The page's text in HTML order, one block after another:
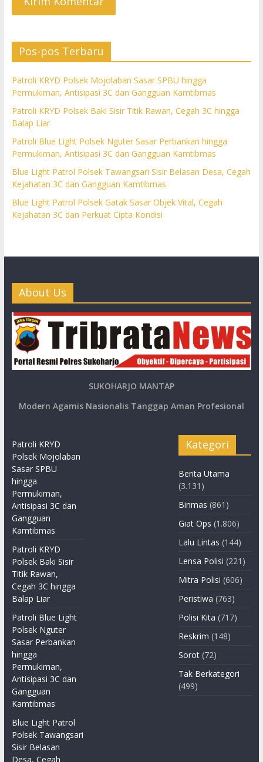
Pos-pos Terbaru
Patroli KRYD Polsek Mojolaban Sasar SPBU hingga
Permukiman, Antisipasi 3C dan Gangguan Kamtibmas
Patroli KRYD Polsek Baki Sisir Titik Rawan, Cegah 3C hingga
Balap Liar
Patroli Blue Light Polsek Nguter Sasar Perbankan hingga
Permukiman, Antisipasi 3C dan Gangguan Kamtibmas
Blue Light Patrol Polsek Tawangsari Sisir Belasan Desa, Cegah
Kejahatan 3C dan Gangguan Kamtibmas
Blue Light Patrol Polsek Gatak Sasar Objek Vital, Cegah
Kejahatan 3C dan Perkuat Cipta Kondisi
About Us
SUKOHARJO MANTAP
Modern Agamis Nasionalis Tanggap Aman Profesional
Patroli KRYD
Polsek Mojolaban
Sasar SPBU
hingga
Permukiman,
Antisipasi 3C dan
Gangguan
Kamtibmas
Patroli KRYD
Polsek Baki Sisir
Titik Rawan,
Cegah 3C hingga
Balap Liar
Patroli Blue Light
Polsek Nguter
Sasar Perbankan
hingga
Permukiman,
Antisipasi 3C dan
Gangguan
Kamtibmas
Blue Light Patrol
Polsek Tawangsari
Sisir Belasan
Desa, Cegah
Kategori
Berita Utama
(3.131)
Binmas (861)
Giat Ops (1.806)
Lalu Lintas (144)
Lensa Polisi (221)
Mitra Polisi (606)
Peristiwa (763)
Polisi Kita (717)
Reskrim (148)
Sorot (72)
Tak Berkategori
(499)